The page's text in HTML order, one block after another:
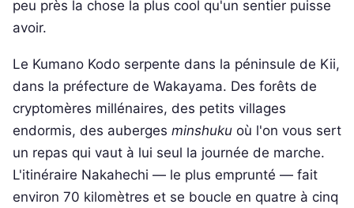
peu près la chose la plus cool qu'un sentier puisse
avoir.
Le Kumano Kodo serpente dans la péninsule de Kii,
dans la préfecture de Wakayama. Des forêts de
cryptomères millénaires, des petits villages
endormis, des auberges minshuku où l'on vous sert
un repas qui vaut à lui seul la journée de marche.
L'itinéraire Nakahechi — le plus emprunté — fait
environ 70 kilomètres et se boucle en quatre à cinq